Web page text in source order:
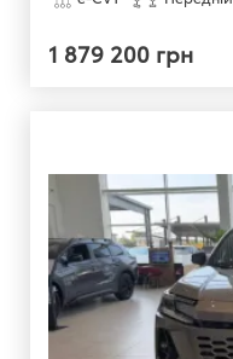
1 879 200 грн